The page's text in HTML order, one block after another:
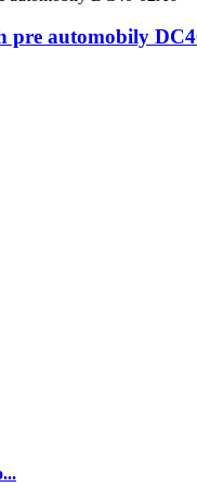
pre automobily